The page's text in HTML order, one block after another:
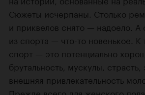
Сюжеты исчерпаны. Столько
и приквелов снято — надоело.
из спорта — что-то новенькое. К
спорт — это потенциально
брутальность, мускулы, страсть,
внешняя привлекательность